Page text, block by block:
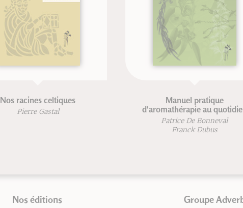
Tennis & neurotraining
Jérôme Gori
ePub : Les lieux sacrés
Nos éditions Groupe